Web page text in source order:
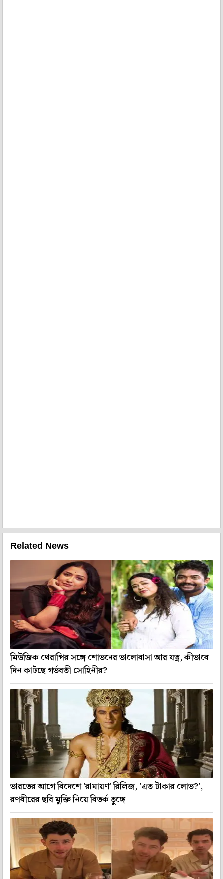
Related News
মিউজিক থেরাপির সঙ্গে শোভনের ভালোবাসা আর যত্ন, কীভাবে
দিন কাটছে গর্ভবতী সোহিনীর?
ভারতের আগে বিদেশে 'রামায়ণ' রিলিজ, 'এত টাকার লোভ?',
রণবীরের ছবি মুক্তি নিয়ে বিতর্ক তুঙ্গে